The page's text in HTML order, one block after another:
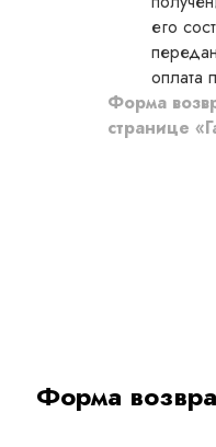
его
оплата
Форма
странице
Форма